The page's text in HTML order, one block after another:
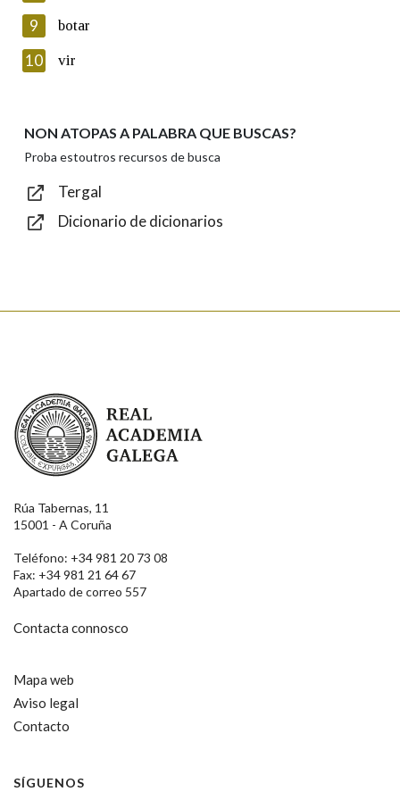
Introduce o código que aparece na imaxe:
Texto de verificación
9 botar
10 vir
NON ATOPAS A PALABRA QUE BUSCAS?
Proba estoutros recursos de busca
Tergal
Dicionario de dicionarios
Real Academia Galega
Rúa Tabernas, 11
15001 - A Coruña
Teléfono: +34 981 20 73 08
Fax: +34 981 21 64 67
Apartado de correo 557
Contacta connosco
Mapa web
Aviso legal
Contacto
SÍGUENOS